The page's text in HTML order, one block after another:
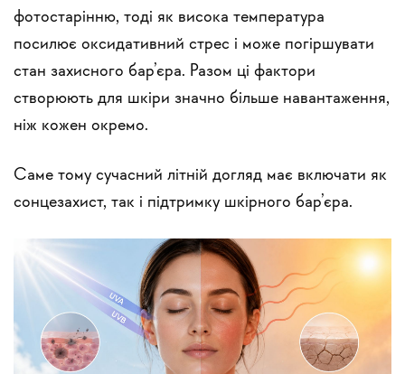
фотостарінню, тоді як висока температура
посилює оксидативний стрес і може погіршувати
стан захисного бар’єра. Разом ці фактори
створюють для шкіри значно більше навантаження,
ніж кожен окремо.
Саме тому сучасний літній догляд має включати як
сонцезахист, так і підтримку шкірного бар’єра.